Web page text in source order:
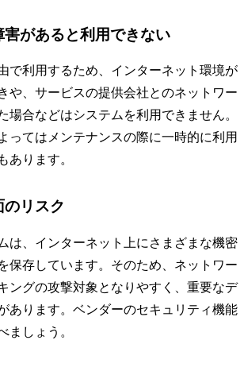
があると利用できない
で利用するため、インターネット環境が
や、サービスの提供会社とのネットワー
場合などはシステムを利用できません。
ってはメンテナンスの際に一時的に利用
あります。
のリスク
は、インターネット上にさまざまな機密
保存しています。そのため、ネットワー
ングの攻撃対象となりやすく、重要なデ
あります。ベンダーのセキュリティ機能
ましょう。